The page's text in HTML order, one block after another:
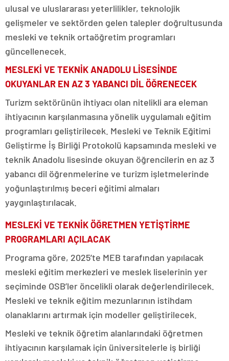
ulusal ve uluslararası yeterlilikler, teknolojik
gelişmeler ve sektörden gelen talepler doğrultusunda
mesleki ve teknik ortaöğretim programları
güncellenecek.
MESLEKİ VE TEKNİK ANADOLU LİSESİNDE
OKUYANLAR EN AZ 3 YABANCI DİL ÖĞRENECEK
Turizm sektörünün ihtiyacı olan nitelikli ara eleman
ihtiyacının karşılanmasına yönelik uygulamalı eğitim
programları geliştirilecek. Mesleki ve Teknik Eğitimi
Geliştirme İş Birliği Protokolü kapsamında mesleki ve
teknik Anadolu lisesinde okuyan öğrencilerin en az 3
yabancı dil öğrenmelerine ve turizm işletmelerinde
yoğunlaştırılmış beceri eğitimi almaları
yaygınlaştırılacak.
MESLEKİ VE TEKNİK ÖĞRETMEN YETİŞTİRME
PROGRAMLARI AÇILACAK
Programa göre, 2025’te MEB tarafından yapılacak
mesleki eğitim merkezleri ve meslek liselerinin yer
seçiminde OSB’ler öncelikli olarak değerlendirilecek.
Mesleki ve teknik eğitim mezunlarının istihdam
olanaklarını artırmak için modeller geliştirilecek.
Mesleki ve teknik öğretim alanlarındaki öğretmen
ihtiyacının karşılamak için üniversitelerle iş birliği